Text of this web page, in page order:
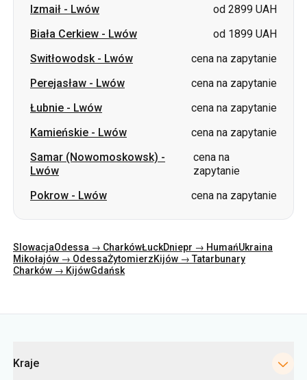
Izmaił - Lwów
od 2899 UAH
Biała Cerkiew - Lwów
od 1899 UAH
Switłowodsk- Lwów
cena na zapytanie
Perejasław - Lwów
cena na zapytanie
Łubnie - Lwów
cena na zapytanie
Kamieńskie - Lwów
cena na zapytanie
Samar (Nowomoskowsk) -
Lwów
cena na
zapytanie
Pokrow - Lwów cena na zapytanie
SlowacjaOdessa → CharkówŁuckDniepr → HumańUkraina
Mikołajów → OdessaŻytomierzKijów → Tatarbunary
Charków → KijówGdańsk
Kraje